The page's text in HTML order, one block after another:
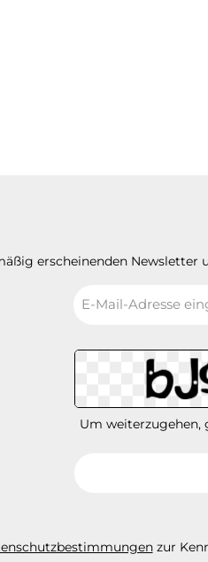
erscheinenden
Mail-
*
Um weiterzugehen,
zur